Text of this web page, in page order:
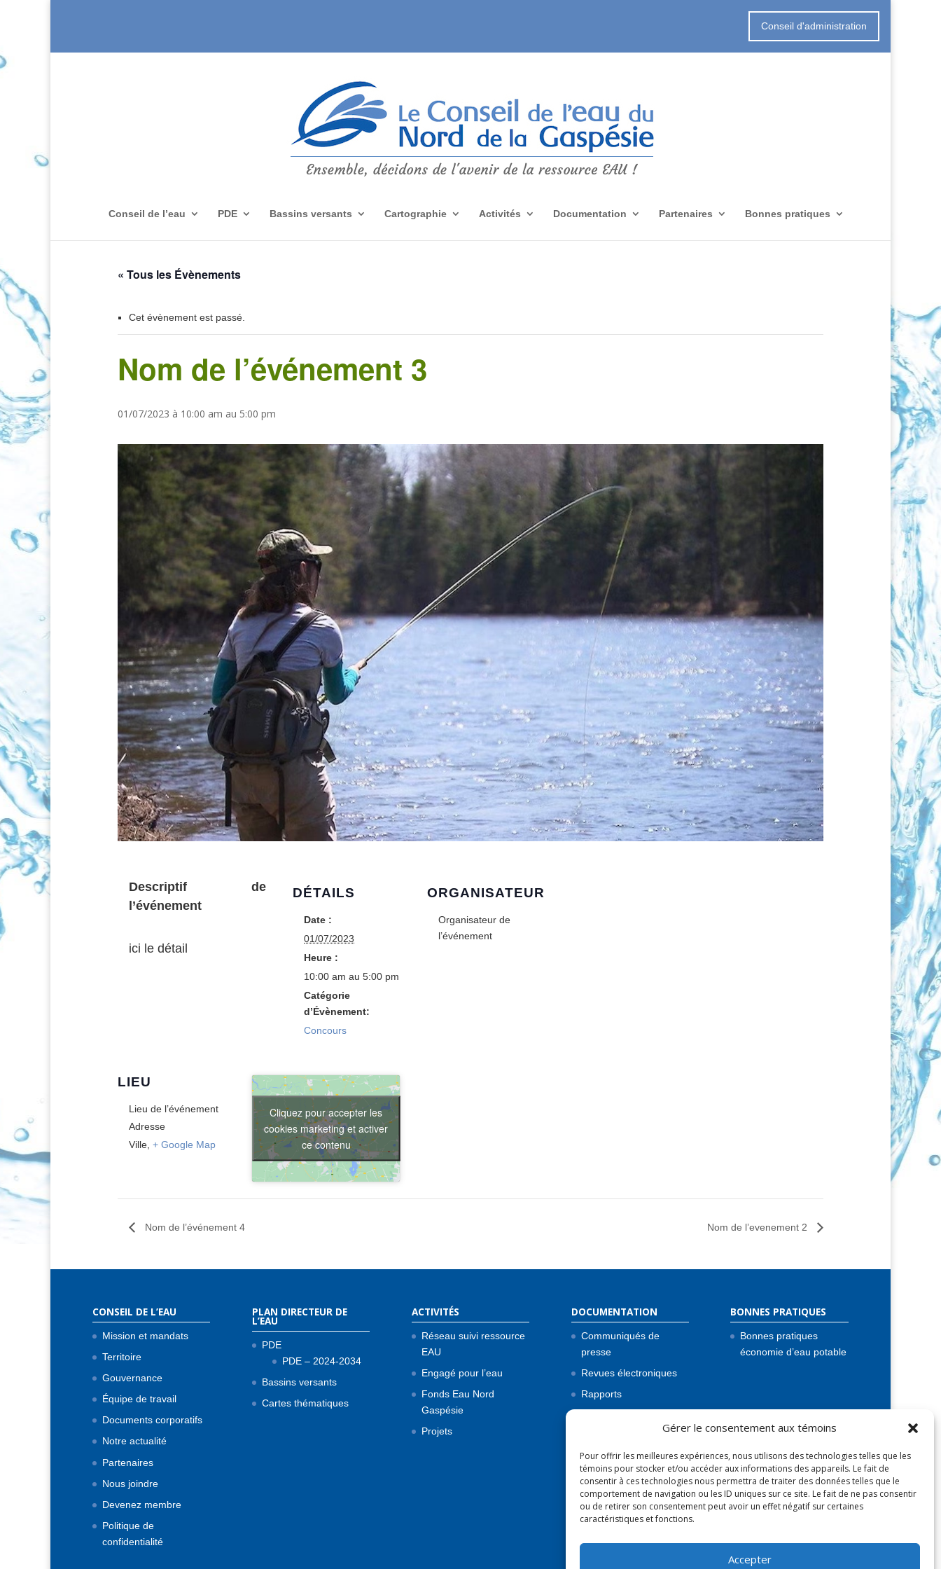
Gérer le consentement aux témoins
Pour offrir les meilleures expériences, nous utilisons des technologies telles que les
témoins pour stocker et/ou accéder aux informations des appareils. Le fait de
consentir à ces technologies nous permettra de traiter des données telles que le
comportement de navigation ou les ID uniques sur ce site. Le fait de ne pas consentir
ou de retirer son consentement peut avoir un effet négatif sur certaines
caractéristiques et fonctions.
Accepter
Conseil d'administration
Conseil de l’eau PDE Bassins versants Cartographie Activités Documentation Partenaires Bonnes pratiques
« Tous les Évènements
Cet évènement est passé.
Nom de l’événement 3
01/07/2023 à 10:00 am au 5:00 pm
Descriptif de
l’événement
ici le détail
DÉTAILS
Date :
01/07/2023
Heure :
10:00 am au 5:00 pm
Catégorie
d’Évènement:
Concours
ORGANISATEUR
Organisateur de
l’événement
LIEU
Lieu de l’événement
Adresse
Ville + Google Map
Cliquez pour accepter les
cookies marketing et activer
ce contenu
Nom de l’événement 4 Nom de l’evenement 2
CONSEIL DE L’EAU
Mission et mandats
Territoire
Gouvernance
Équipe de travail
Documents corporatifs
Notre actualité
Partenaires
Nous joindre
Devenez membre
Politique de
confidentialité
PLAN DIRECTEUR DE
L’EAU
PDE
PDE – 2024-2034
Bassins versants
Cartes thématiques
ACTIVITÉS
Réseau suivi ressource
EAU
Engagé pour l’eau
Fonds Eau Nord
Gaspésie
Projets
DOCUMENTATION
Communiqués de
presse
Revues électroniques
Rapports
Lois et règlements
BONNES PRATIQUES
Bonnes pratiques
économie d’eau potable